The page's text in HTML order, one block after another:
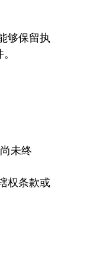
够保留执
未终
权条款或